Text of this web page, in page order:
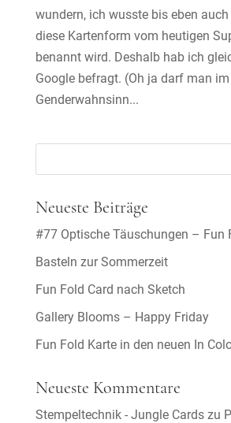
wundern, ich wusste bis eben
diese Kartenform vom heutigen
benannt wird. Deshalb hab ich
Google befragt. (Oh ja darf man
Genderwahnsinn...
Neueste Beiträge
#77 Optische Täuschungen – Fun
Basteln zur Sommerzeit
Fun Fold Card nach Sketch
Gallery Blooms – Happy Friday
Fun Fold Karte in den neuen In
Neueste Kommentare
Stempeltechnik - Jungle Cardszu